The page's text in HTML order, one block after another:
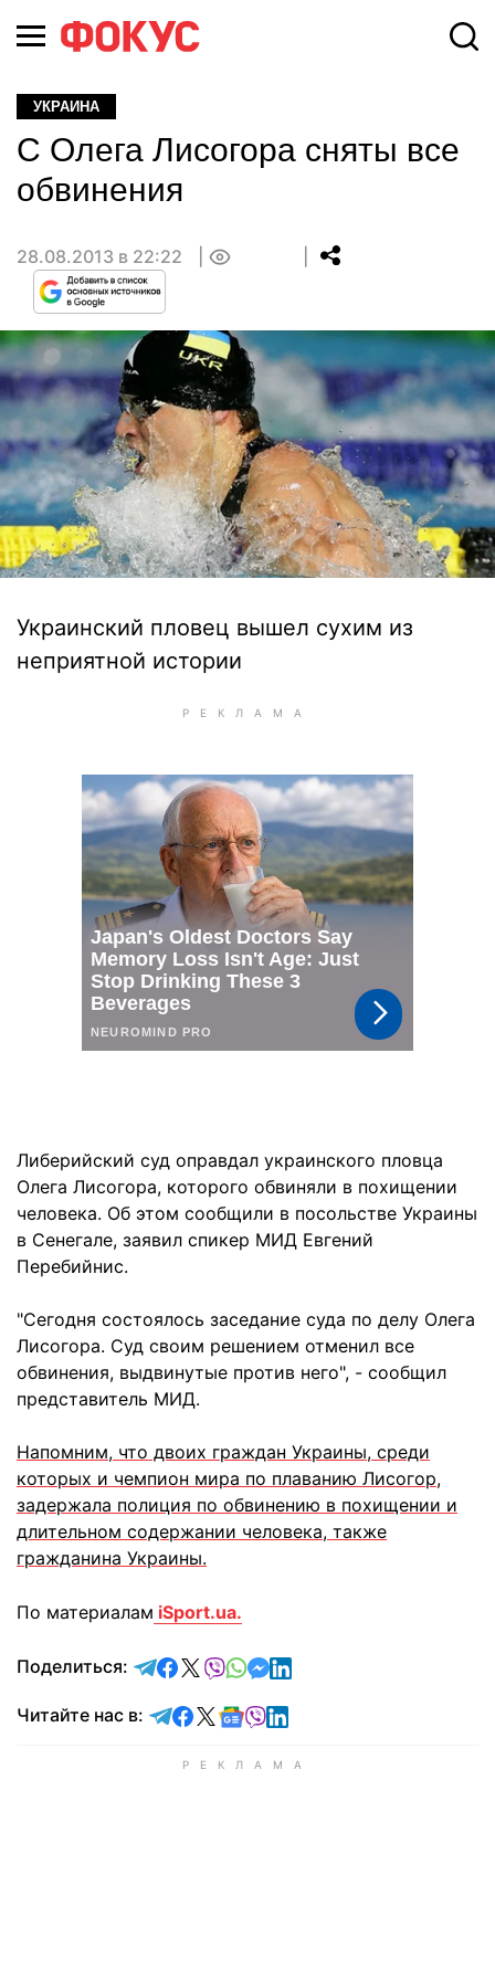
УКРАИНА
С Олега Лисогора сняты все
обвинения
28.08.2013 в 22:22
Украинский пловец вышел сухим из
неприятной истории
Либерийский суд оправдал украинского пловца
Олега Лисогора, которого обвиняли в похищении
человека. Об этом сообщили в посольстве Украины
в Сенегале, заявил спикер МИД Евгений
Перебийнис.
"Сегодня состоялось заседание суда по делу Олега
Лисогора. Суд своим решением отменил все
обвинения, выдвинутые против него", - сообщил
представитель МИД.
Напомним, что двоих граждан Украины, среди
которых и чемпион мира по плаванию Лисогор,
задержала полиция по обвинению в похищении и
длительном содержании человека, также
гражданина Украины.
По материалам iSport.ua.
Поделиться: отправить в Telegram
поделиться в Facebook
поделиться в X
отправить в Viber
отправить в Whatsapp
отправить в Messenger
отправить в LinkedIn
Читайте нас в: Читайте в Telegram
Читайте в Facebook
Читайте в X
Читайте в Google news
Читайте в Viber
Читайте в LinkedIn